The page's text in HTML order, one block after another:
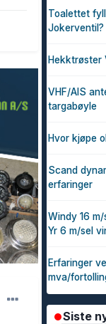
Toalettet
Jokerventil?
Hekktrøster
VHF/AIS
targabøyle
Hvor kjøpe
Scand
erfaringer
Windy 16
Yr 6 m/sel
Erfaringer
mva/
Siste